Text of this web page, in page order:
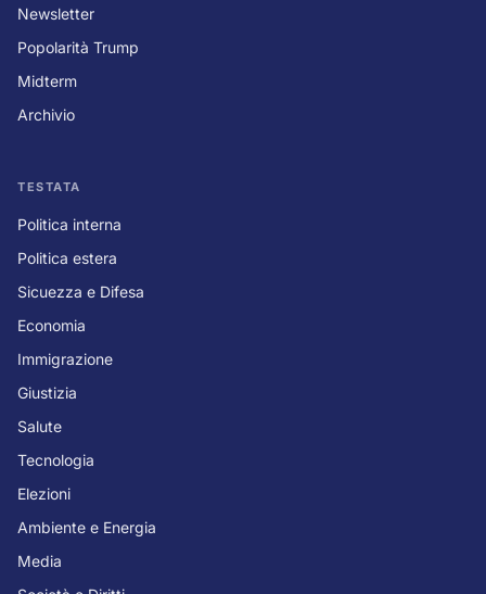
Newsletter
Popolarità Trump
Midterm
Archivio
TESTATA
Politica interna
Politica estera
Sicuezza e Difesa
Economia
Immigrazione
Giustizia
Salute
Tecnologia
Elezioni
Ambiente e Energia
Media